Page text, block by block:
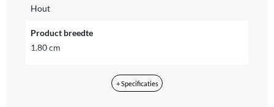
Hout
Product breedte
1.80 cm
+ Specificaties